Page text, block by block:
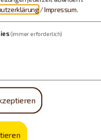
Leaflet bereitgestellte
laden?
/Impressum.
(immer erforderlich)